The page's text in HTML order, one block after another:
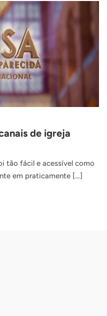
de igreja
tão fácil e acessível como
em praticamente […]